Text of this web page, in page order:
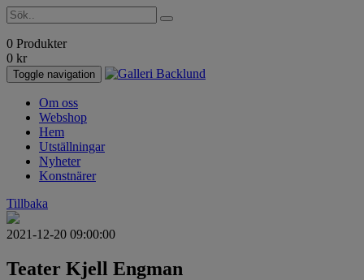
0 Produkter
0 kr
Toggle navigation
Om oss
Webshop
Hem
Utställningar
Nyheter
Konstnärer
Tillbaka
2021-12-20 09:00:00
Teater Kjell Engman